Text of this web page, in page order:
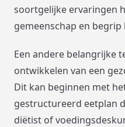
soortgelijke ervaringen
gemeenschap en begrip
Een andere belangrijke
ontwikkelen van een
Dit kan beginnen met
gestructureerd eetplan
diëtist of